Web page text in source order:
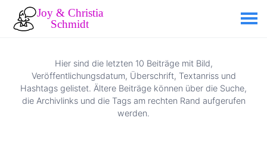
Hier sind die letzten 10 Beiträge mit Bild,
Veröffentlichungsdatum, Überschrift, Textanriss und
Hashtags gelistet. Ältere Beiträge können über die Suche,
die Archivlinks und die Tags am rechten Rand aufgerufen
werden.